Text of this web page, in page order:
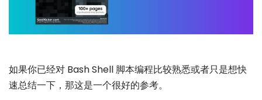
如果你已经对 Bash Shell 脚本编程比较熟悉或者只是想快
速总结一下，那这是一个很好的参考。